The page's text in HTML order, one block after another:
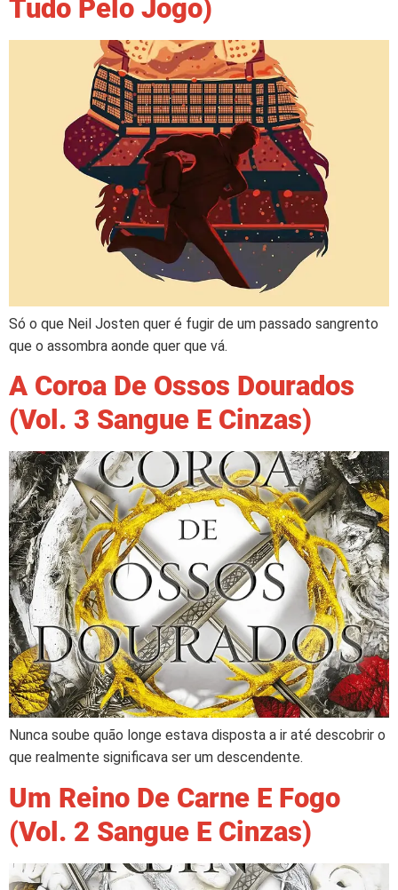
Tudo Pelo Jogo)
Só o que Neil Josten quer é fugir de um passado sangrento
que o assombra aonde quer que vá.
A Coroa De Ossos Dourados
(Vol. 3 Sangue E Cinzas)
Nunca soube quão longe estava disposta a ir até descobrir o
que realmente significava ser um descendente.
Um Reino De Carne E Fogo
(Vol. 2 Sangue E Cinzas)